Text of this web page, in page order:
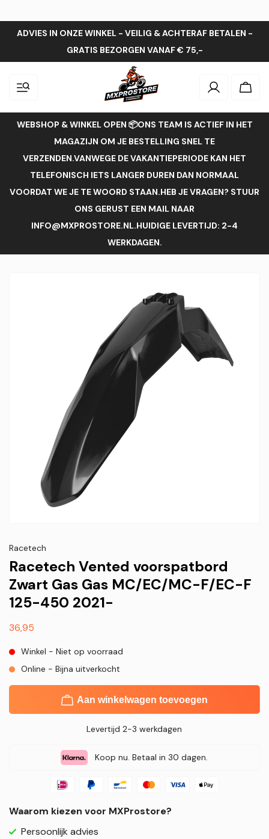
ADVIES IN ONZE WINKEL - VEILIG & ACHTERAF BETALEN -
GRATIS BEZORGEN VANAF € 75,-
Inloggen
WEBSHOP & WINKEL OPEN 📦ONS TEAM IS ACTIEF IN HET
MAGAZIJN OM JE BESTELLING SNEL TE
VERZENDEN.VANWEGE DE VAKANTIEPERIODE KAN HET
TELEFONISCH IETS LANGER DUREN DAN NORMAAL
VOORDAT WE JE TE WOORD STAAN.HEB JE VRAGEN? STUUR
ONS GERUST EEN MAIL NAAR
INFO@MXPROSTORE.NL.HUIDIGE LEVERTIJD: 2-4
WERKDAGEN.
Racetech
Racetech Vented voorspatbord
Zwart Gas Gas MC/EC/MC-F/EC-F
125-450 2021-
Normale
36,95
Winkel - Niet op voorraad
Online - Bijna uitverkocht
Aan winkelwagen toevoegen
Levertijd 2-3 werkdagen
Koop nu. Betaal in 30 dagen.
Waarom kiezen voor MXProstore?
Persoonlijk advies